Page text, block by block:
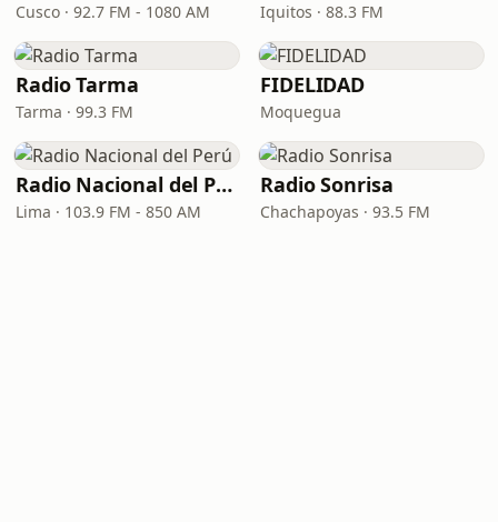
Cusco · 92.7 FM - 1080 AM Iquitos · 88.3 FM
Radio Tarma
Tarma · 99.3 FM
FIDELIDAD
Moquegua
Radio Nacional del Perú
Lima · 103.9 FM - 850 AM
Radio Sonrisa
Chachapoyas · 93.5 FM